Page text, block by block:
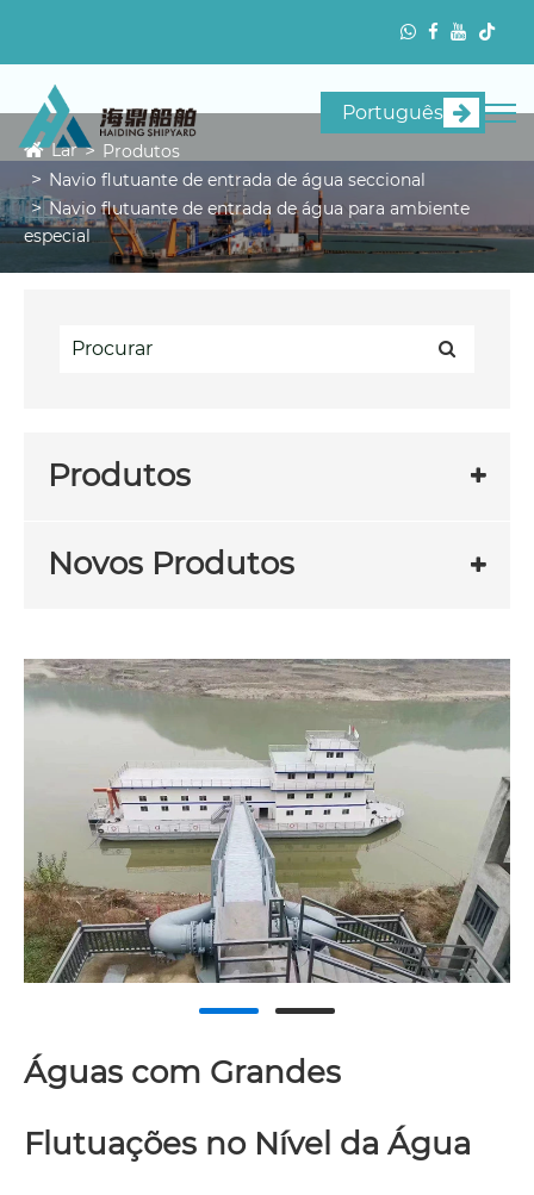
Português
Lar
Produtos
Navio flutuante de entrada de água seccional
Navio flutuante de entrada de água para ambiente
especial
Produtos
Novos Produtos
Águas com Grandes
Flutuações no Nível da Água